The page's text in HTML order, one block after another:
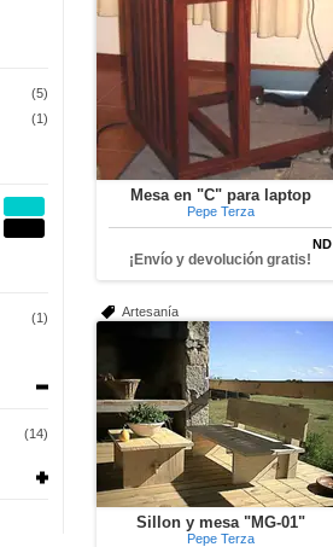
(5)
(1)
(1)
(14)
Mesa en "C" para laptop
Pepe Terza
ND
¡Envío y devolución gratis!
Artesanía
Sillon y mesa "MG-01"
Pepe Terza